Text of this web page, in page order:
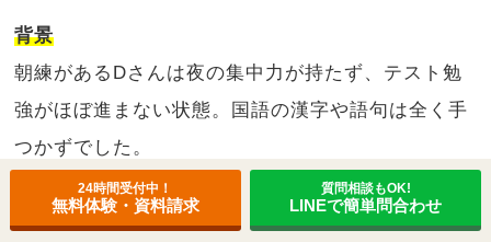
背景
朝練があるDさんは夜の集中力が持たず、テスト勉
強がほぼ進まない状態。国語の漢字や語句は全く手
つかずでした。
取り組み
24時間受付中！
無料体験・資料請求
質問相談もOK!
LINEで簡単問合わせ